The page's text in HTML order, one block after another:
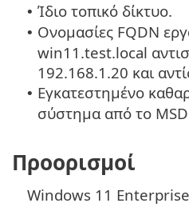
• Ίδιο τοπικό δίκτυο.
• Ονομασίες FQDN
win11.test.local
192.168.1.20 και
• Εγκατεστημένο
σύστημα από το
Προορισμοί
Windows 11 Enterprise